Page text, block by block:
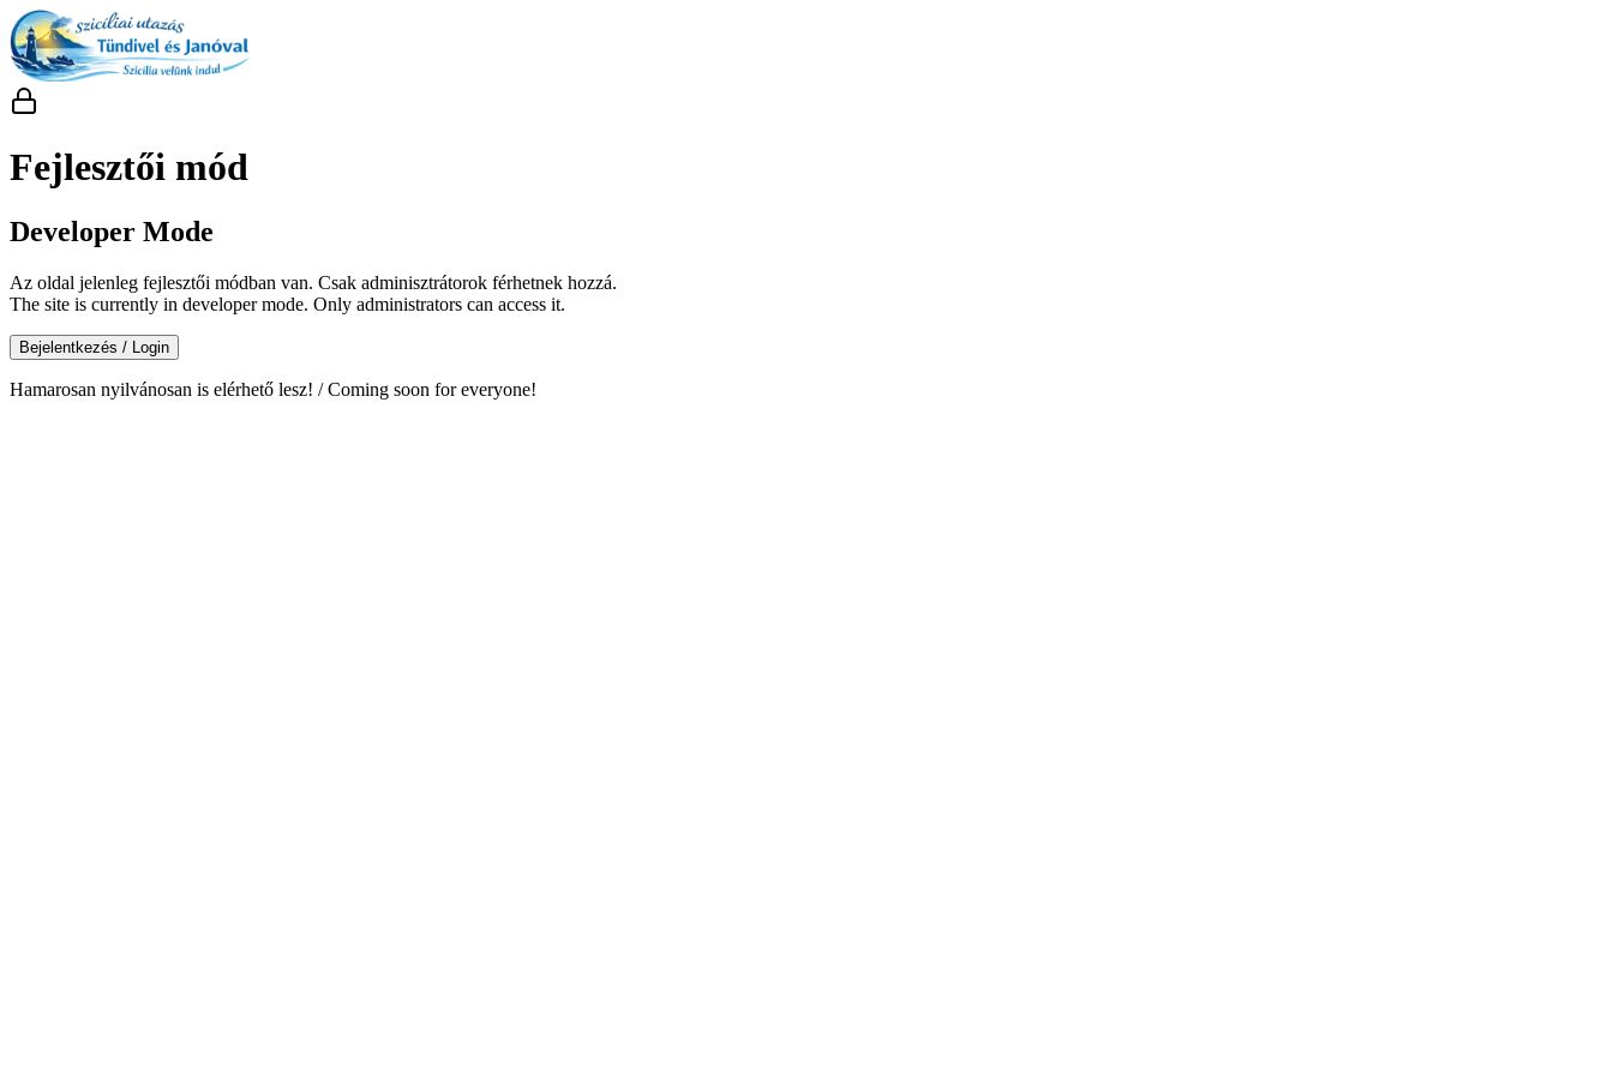
Fejlesztői mód
Developer Mode
Az oldal jelenleg fejlesztői módban van. Csak adminisztrátorok férhetnek hozzá.
The site is currently in developer mode. Only administrators can access it.
Bejelentkezés / Login
Hamarosan nyilvánosan is elérhető lesz! / Coming soon for everyone!